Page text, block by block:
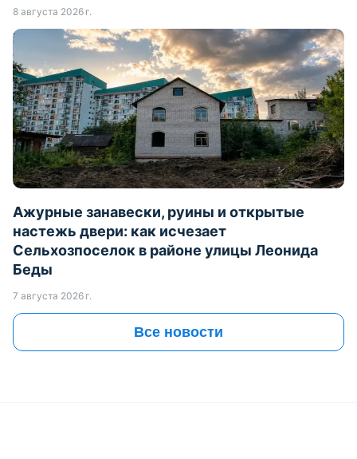
8 августа 2026 г.
Ажурные занавески, руины и открытые
настежь двери: как исчезает
Сельхозпоселок в районе улицы Леонида
Беды
7 августа 2026 г.
Все новости